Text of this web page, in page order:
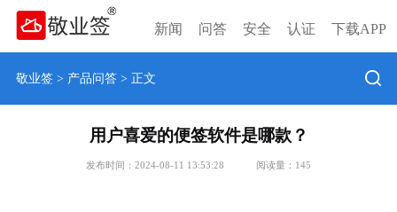
新闻 问答 安全 认证 下载APP
敬业签> 产品问答> 正文
用户喜爱的便签软件是哪款？
发布时间：2024-08-11 13:53:28 阅读量： 145